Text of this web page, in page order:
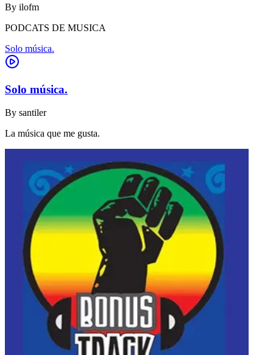
By ilofm
PODCATS DE MUSICA
Solo música.
Solo música.
By santiler
La música que me gusta.